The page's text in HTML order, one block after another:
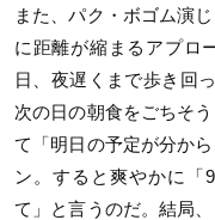
また、パク・ボゴム演
に距離が縮まるアプロ
日、夜遅くまで歩き回
次の日の朝食をごちそ
て「明日の予定が分か
ン。すると爽やかに「9
て」と言うのだ。結局